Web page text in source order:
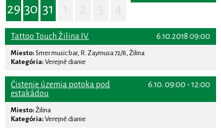
29 30 31
6.10.2018 09:00
Tattoo Touch Žilina IV.
Miesto: Smer music bar, R. Zaymusa 72/8, Žilina
Kategória: Verejné dianie
6.10. 09:00 - 12:00
Čistenie územia potoka pod
estakádou
Miesto: Žilina
Kategória: Verejné dianie